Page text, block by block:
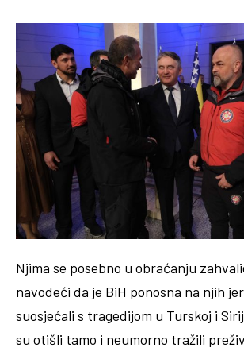
Njima se posebno u obraćanju
navodeći da je BiH ponosna na njih
suosjećali s tragedijom u Turskoj i
su otišli tamo i neumorno tražili